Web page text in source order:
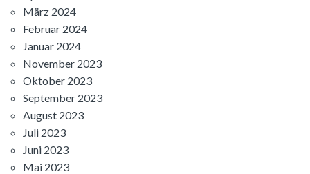
März 2024
Februar 2024
Januar 2024
November 2023
Oktober 2023
September 2023
August 2023
Juli 2023
Juni 2023
Mai 2023